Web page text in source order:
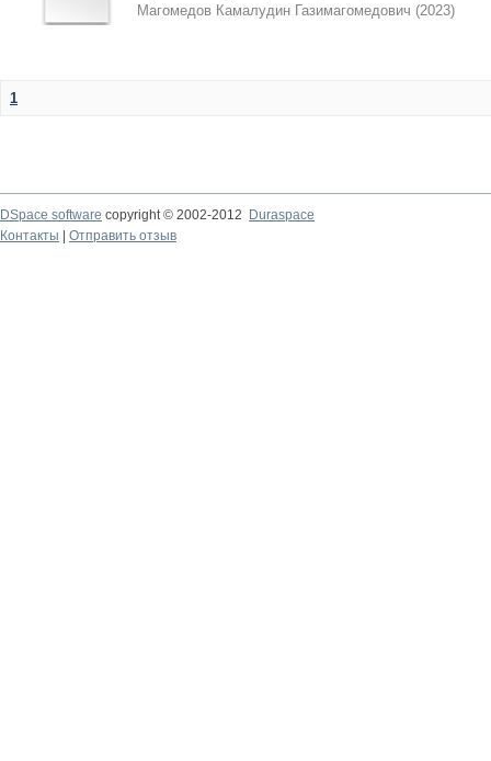
Магомедов Камалудин Газимагомедович (2023)
1
DSpace software copyright © 2002-2012
Duraspace
Контакты
Отправить отзыв